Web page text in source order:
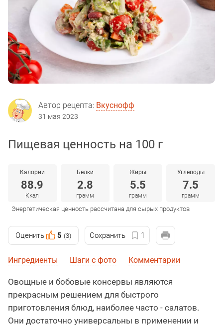
Автор рецепта: Вкуснофф
31 мая 2023
Пищевая ценность на 100 г
Калории
88.9
Ккал
Белки
2.8
грамм
Жиры
5.5
грамм
Углеводы
7.5
грамм
Энергетическая ценность рассчитана для сырых продуктов
Оценить 5 (3) Сохранить 1
Ингредиенты Шаги с фото Комментарии
Овощные и бобовые консервы являются
прекрасным решением для быстрого
приготовления блюд, наиболее часто - салатов.
Они достаточно универсальны в применении и